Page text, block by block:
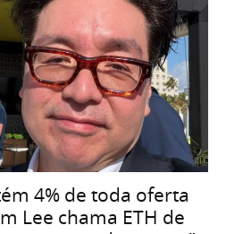
4% de toda oferta
Lee chama ETH de